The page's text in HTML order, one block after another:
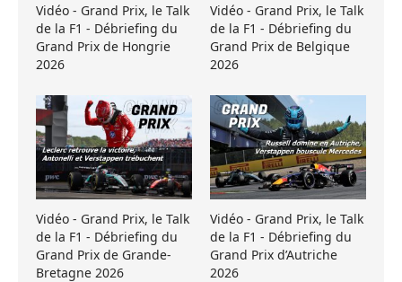
Vidéo - Grand Prix, le Talk
de la F1 - Débriefing du
Grand Prix de Hongrie
2026
Vidéo - Grand Prix, le Talk
de la F1 - Débriefing du
Grand Prix de Belgique
2026
Vidéo - Grand Prix, le Talk
de la F1 - Débriefing du
Grand Prix de Grande-
Bretagne 2026
Vidéo - Grand Prix, le Talk
de la F1 - Débriefing du
Grand Prix d’Autriche
2026